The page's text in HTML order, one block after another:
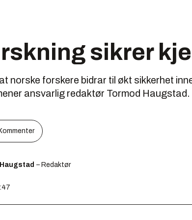
sikrer
norske forskere bidrar til økt sikkerhet
ansvarlig redaktør Tormod Haugstad.
– Redaktør